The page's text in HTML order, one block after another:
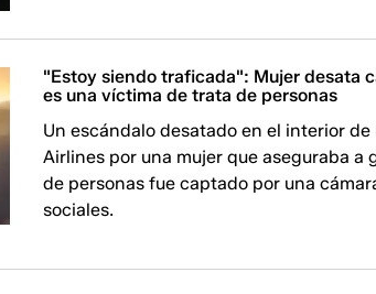
"Estoy siendo traficada": Mujer desata
es una víctima de trata de personas
Un escándalo desatado en el interior
Airlines por una mujer que aseguraba a
de personas fue captado por una
sociales.